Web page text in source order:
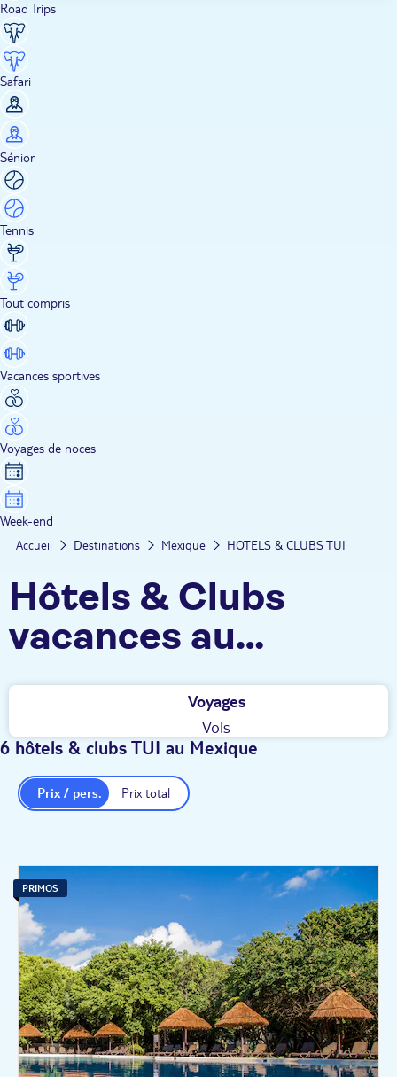
Road Trips
Safari
Sénior
Tennis
Tout compris
Vacances sportives
Voyages de noces
Week-end
Accueil Destinations Mexique HOTELS & CLUBS TUI
Hôtels & Clubs
vacances au
Mexique
Voyages
Vols
6 hôtels & clubs TUI au Mexique
Prix total
Prix / pers.
PRIMOS